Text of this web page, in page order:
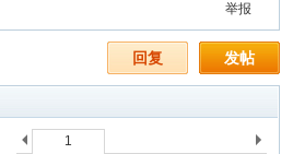
举报
发帖
回复
上 下
1